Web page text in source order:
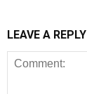
LEAVE A REPLY